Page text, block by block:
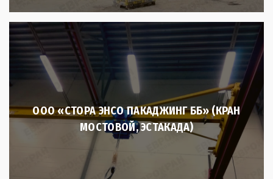
ООО «СТОРА ЭНСО ПАКАДЖИНГ ББ» (КРАН
МОСТОВОЙ, ЭСТАКАДА)